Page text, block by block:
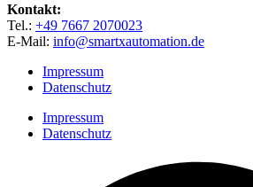
Kontakt:
Tel.: +49 7667 2070023
E-Mail: info@smartxautomation.de
Impressum
Datenschutz
Impressum
Datenschutz